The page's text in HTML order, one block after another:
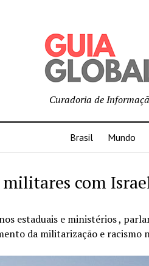
Curadoria de
Brasil Mundo
com
estaduais e ministérios ,
da militarização e racismo